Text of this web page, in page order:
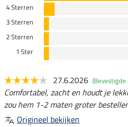
4 Sterren
3 Sterren
2 Sterren
1 Ster
27.6.2026 (Bevestigde
Comfortabel, zacht en houdt je
zou hem 1-2 maten groter
Origineel bekijken